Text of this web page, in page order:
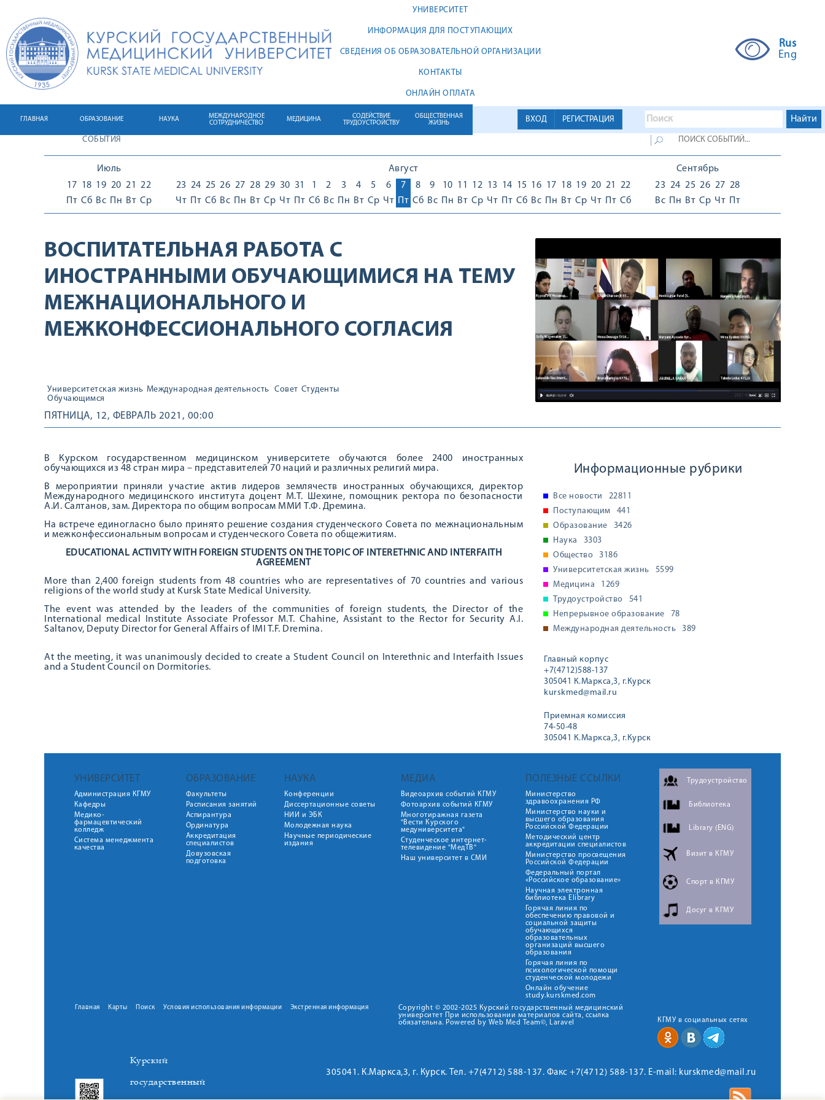
УНИВЕРСИТЕТ
ИНФОРМАЦИЯ ДЛЯ ПОСТУПАЮЩИХ
СВЕДЕНИЯ ОБ ОБРАЗОВАТЕЛЬНОЙ ОРГАНИЗАЦИИ
КОНТАКТЫ
ОНЛАЙН ОПЛАТА
Rus
Eng
ВХОД РЕГИСТРАЦИЯ
ГЛАВНАЯ ОБРАЗОВАНИЕ НАУКА
МЕЖДУНАРОДНОЕ
СОТРУДНИЧЕСТВО
МЕДИЦИНА
СОДЕЙСТВИЕ
ТРУДОУСТРОЙСТВУ
ОБЩЕСТВЕННАЯ
ЖИЗНЬ
СОБЫТИЯ
Июль
17
Пт
18
Сб
19
Вс
20
Пн
21
Вт
22
Ср
Август
23
Чт
24
Пт
25
Сб
26
Вс
27
Пн
28
Вт
29
Ср
30
Чт
31
Пт
1
Сб
2
Вс
3
Пн
4
Вт
5
Ср
6
Чт
7
Пт
8
Сб
9
Вс
10
Пн
11
Вт
12
Ср
13
Чт
14
Пт
15
Сб
16
Вс
17
Пн
18
Вт
19
Ср
20
Чт
21
Пт
22
Сб
Сентябрь
23
Вс
24
Пн
25
Вт
26
Ср
27
Чт
28
Пт
ВОСПИТАТЕЛЬНАЯ РАБОТА С
ИНОСТРАННЫМИ ОБУЧАЮЩИМИСЯ НА ТЕМУ
МЕЖНАЦИОНАЛЬНОГО И
МЕЖКОНФЕССИОНАЛЬНОГО СОГЛАСИЯ
Университетская жизнь Международная деятельность Совет Студенты
Обучающимся
ПЯТНИЦА, 12, ФЕВРАЛЬ 2021, 00:00
В Курском государственном медицинском университете обучаются более 2400 иностранных
обучающихся из 48 стран мира – представителей 70 наций и различных религий мира.
В мероприятии приняли участие актив лидеров землячеств иностранных обучающихся, директор
Международного медицинского института доцент М.Т. Шехине, помощник ректора по безопасности
А.И. Салтанов, зам. Директора по общим вопросам ММИ Т.Ф. Дремина.
На встрече единогласно было принято решение создания студенческого Совета по межнациональным
и межконфессиональным вопросам и студенческого Совета по общежитиям.
EDUCATIONAL ACTIVITY WITH FOREIGN STUDENTS ON THE TOPIC OF INTERETHNIC AND INTERFAITH
AGREEMENT
More than 2,400 foreign students from 48 countries who are representatives of 70 countries and various
religions of the world study at Kursk State Medical University.
The event was attended by the leaders of the communities of foreign students, the Director of the
International medical Institute Associate Professor M.T. Chahine, Assistant to the Rector for Security A.I.
Saltanov, Deputy Director for General Affairs of IMI T.F. Dremina.
At the meeting, it was unanimously decided to create a Student Council on Interethnic and Interfaith Issues
and a Student Council on Dormitories.
Информационные рубрики
Все новости
22811
Поступающим
441
Образование
3426
Наука
3303
Общество
3186
Университетская жизнь
5599
Медицина
1269
Трудоустройство
541
Непрерывное образование
78
Международная деятельность
389
Главный корпус
+7(4712)588-137
305041 К.Маркса,3, г.Курск
kurskmed@mail.ru
Приемная комиссия
74-50-48
305041 К.Маркса,3, г.Курск
УНИВЕРСИТЕТ
Администрация КГМУ
Кафедры
Медико-
фармацевтический
колледж
Система менеджмента
качества
ОБРАЗОВАНИЕ
Факультеты
Расписания занятий
Аспирантура
Ординатура
Аккредитация
специалистов
Довузовская
подготовка
НАУКА
Конференции
Диссертационные советы
НИИ и ЭБК
Молодежная наука
Научные периодические
издания
МЕДИА
Видеоархив событий КГМУ
Фотоархив событий КГМУ
Многотиражная газета
"Вести Курского
медуниверситета"
Студенческое интернет-
телевидение "МедТВ"
Наш университет в СМИ
ПОЛЕЗНЫЕ ССЫЛКИ
Министерство
здравоохранения РФ
Министерство науки и
высшего образования
Российской Федерации
Методический центр
аккредитации специалистов
Министерство просвещения
Российской Федерации
Федеральный портал
«Российское образование»
Научная электронная
библиотека Elibrary
Горячая линия по
обеспечению правовой и
социальной защиты
обучающихся
образовательных
организаций высшего
образования
Горячая линия по
психологической помощи
студенческой молодежи
Онлайн обучение
study.kurskmed.com
Трудоустройство
Библиотека
Library (ENG)
Визит в КГМУ
Спорт в КГМУ
Досуг в КГМУ
Главная Карты Поиск Условия использования информации Экстренная информация
Copyright © 2002-2025 Курский государственный медицинский
университет При использовании материалов сайта, ссылка
обязательна. Powered by Web Med Team©, Laravel
КГМУ в социальных сетях
Курский
государственный
305041. К.Маркса,3, г. Курск. Тел. +7(4712) 588-137. Факс +7(4712) 588-137. E-mail: kurskmed@mail.ru